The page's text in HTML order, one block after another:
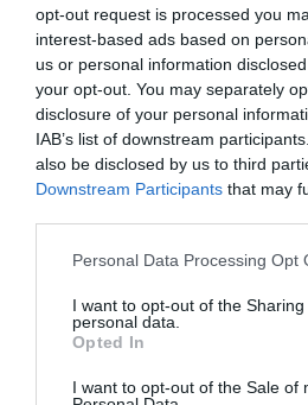
opt-out request is processed you
interest-based ads based on
us or personal information
your opt-out. You may separately
disclosure of your personal
IAB’s list of downstream
also be disclosed by us to third
Downstream Participants that may
Please note that this website/app
not limited to your visit or usage
grant or deny consent to Google
use your data for below specified
consent section.
Personal Data Processing Opt
I want to opt-out of the
personal data.
Opted In
I want to opt-out of the Sale of
ΕΠΙΘΕΣΗ ΚΑΜΙΚΑΖΙ ΥΕΜΕΝΗ
ΔΙΑΦΗΜΙΣΗ